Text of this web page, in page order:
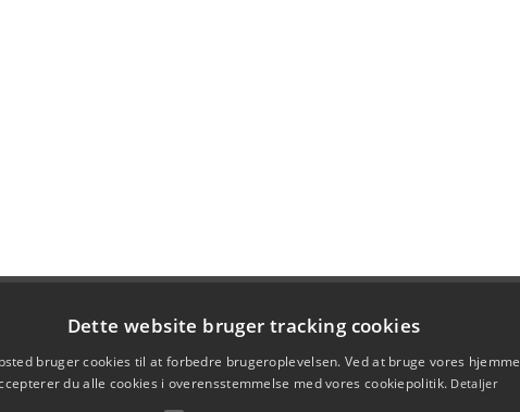
Dette website bruger tracking cookies
bruger cookies til at forbedre brugeroplevelsen. Ved at bruge vores
du alle cookies i overensstemmelse med vores cookiepolitik. Detaljer